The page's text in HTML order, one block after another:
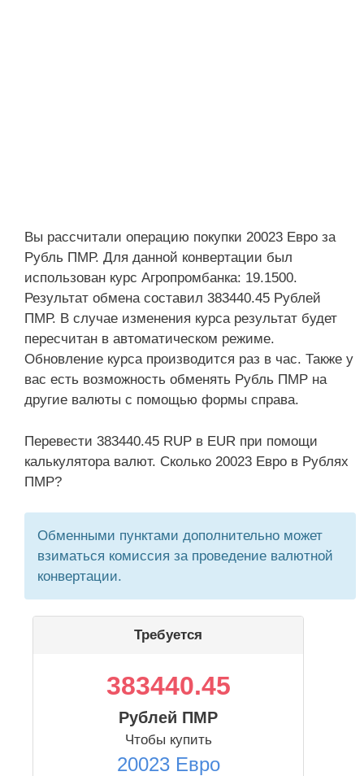
Вы рассчитали операцию покупки 20023 Евро за
Рубль ПМР. Для данной конвертации был
использован курс Агропромбанка: 19.1500.
Результат обмена составил 383440.45 Рублей
ПМР. В случае изменения курса результат будет
пересчитан в автоматическом режиме.
Обновление курса производится раз в час. Также у
вас есть возможность обменять Рубль ПМР на
другие валюты с помощью формы справа.
Перевести 383440.45 RUP в EUR при помощи
калькулятора валют. Сколько 20023 Евро в Рублях
ПМР?
Обменными пунктами дополнительно может
взиматься комиссия за проведение валютной
конвертации.
Требуется
383440.45
Рублей ПМР
Чтобы купить
20023 Евро